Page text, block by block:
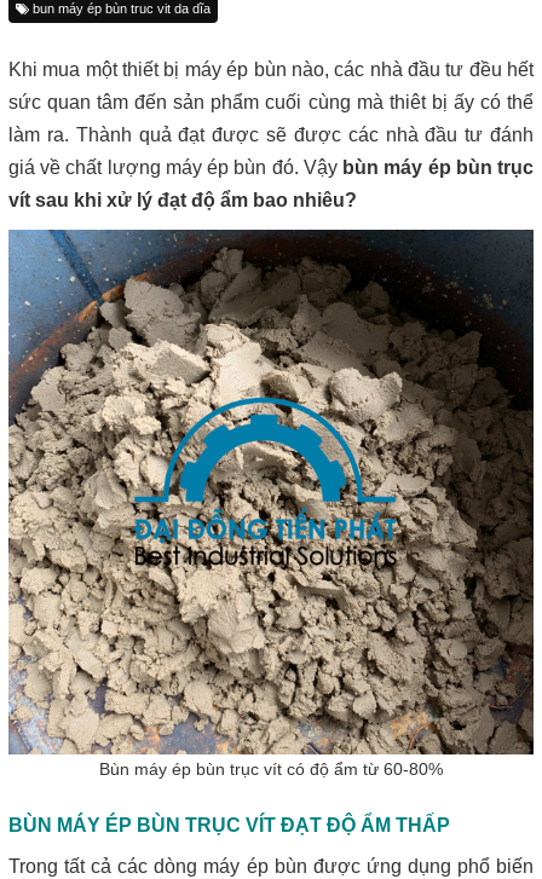
bun máy ép bùn truc vit da dĩa
Khi mua một thiết bị máy ép bùn nào, các nhà đầu tư đều hết
sức quan tâm đến sản phẩm cuối cùng mà thiêt bị ấy có thể
làm ra. Thành quả đạt được sẽ được các nhà đầu tư đánh
giá về chất lượng máy ép bùn đó. Vậy bùn máy ép bùn trục
vít sau khi xử lý đạt độ ẩm bao nhiêu?
Bùn máy ép bùn trục vít có độ ẩm từ 60-80%
BÙN MÁY ÉP BÙN TRỤC VÍT ĐẠT ĐỘ ẨM THẤP
Trong tất cả các dòng máy ép bùn được ứng dụng phổ biến